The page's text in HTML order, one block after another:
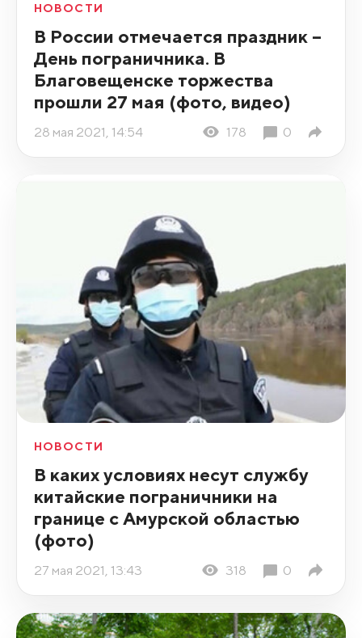
НОВОСТИ
В России отмечается праздник –
День пограничника. В
Благовещенске торжества
прошли 27 мая (фото, видео)
28 мая 2021, 14:54 178 0
НОВОСТИ
В каких условиях несут службу
китайские пограничники на
границе с Амурской областью
(фото)
27 мая 2021, 13:43 318 0